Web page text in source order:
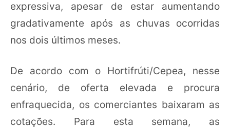
expressiva, apesar de estar aumentando
gradativamente após as chuvas ocorridas
nos dois últimos meses.
De acordo com o Hortifrúti/Cepea, nesse
cenário, de oferta elevada e procura
enfraquecida, os comerciantes baixaram as
cotações. Para esta semana, as